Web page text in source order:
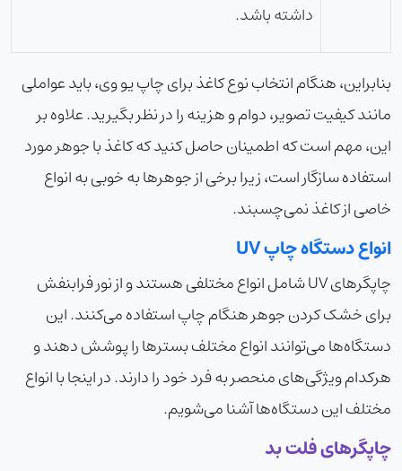
داشته باشد.
بنابراین، هنگام انتخاب نوع کاغذ برای چاپ یو وی، باید عواملی
مانند کیفیت تصویر، دوام و هزینه را در نظر بگیرید. علاوه بر
این، مهم است که اطمینان حاصل کنید که کاغذ با جوهر مورد
استفاده سازگار است، زیرا برخی از جوهرها به خوبی به انواع
خاصی از کاغذ نمی‌چسبند.
انواع دستگاه چاپ UV
چاپگرهای UV شامل انواع مختلفی هستند و از نور فرابنفش
برای خشک کردن جوهر هنگام چاپ استفاده می‌کنند. این
دستگاه‌ها می‌توانند انواع مختلف بسترها را پوشش دهند و
هرکدام ویژگی‌های منحصر به فرد خود را دارند. در اینجا با انواع
مختلف این دستگاه‌ها آشنا می‌شویم.
چاپگرهای فلت بد